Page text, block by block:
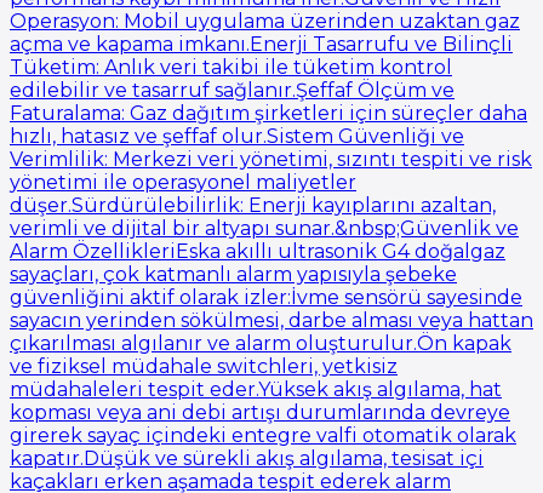
Operasyon: Mobil uygulama üzerinden uzaktan gaz
açma ve kapama imkanı.Enerji Tasarrufu ve Bilinçli
Tüketim: Anlık veri takibi ile tüketim kontrol
edilebilir ve tasarruf sağlanır.Şeffaf Ölçüm ve
Faturalama: Gaz dağıtım şirketleri için süreçler daha
hızlı, hatasız ve şeffaf olur.Sistem Güvenliği ve
Verimlilik: Merkezi veri yönetimi, sızıntı tespiti ve risk
yönetimi ile operasyonel maliyetler
düşer.Sürdürülebilirlik: Enerji kayıplarını azaltan,
verimli ve dijital bir altyapı sunar.&nbsp;Güvenlik ve
Alarm ÖzellikleriEska akıllı ultrasonik G4 doğalgaz
sayaçları, çok katmanlı alarm yapısıyla şebeke
güvenliğini aktif olarak izler:İvme sensörü sayesinde
sayacın yerinden sökülmesi, darbe alması veya hattan
çıkarılması algılanır ve alarm oluşturulur.Ön kapak
ve fiziksel müdahale switchleri, yetkisiz
müdahaleleri tespit eder.Yüksek akış algılama, hat
kopması veya ani debi artışı durumlarında devreye
girerek sayaç içindeki entegre valfi otomatik olarak
kapatır.Düşük ve sürekli akış algılama, tesisat içi
kaçakları erken aşamada tespit ederek alarm